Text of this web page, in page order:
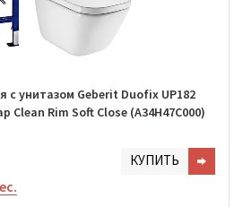
с унитазом Geberit Duofix UP182
Clean Rim Soft Close (A34H47C000)
КУПИТЬ